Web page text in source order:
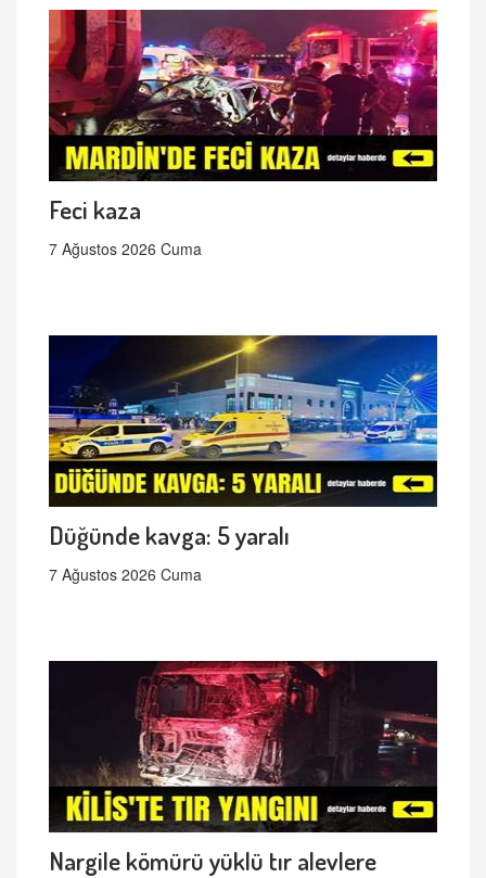
Feci kaza
7 Ağustos 2026 Cuma
Düğünde kavga: 5 yaralı
7 Ağustos 2026 Cuma
Nargile kömürü yüklü tır alevlere